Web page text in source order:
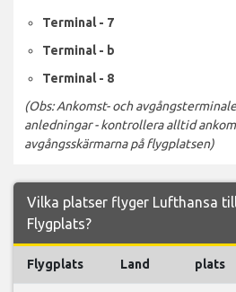
Terminal - 7
Terminal - b
Terminal - 8
(Obs: Ankomst- och
anledningar - kontrollera alltid
avgångsskärmarna på flygplatsen)
Vilka platser flyger Lufthansa
Flygplats?
Flygplats Land plats